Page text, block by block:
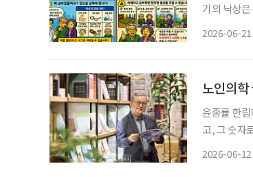
기의 낙상
2026-06-21
노인의학
윤종률 한림대학
고, 그 숫자
2026-06-12